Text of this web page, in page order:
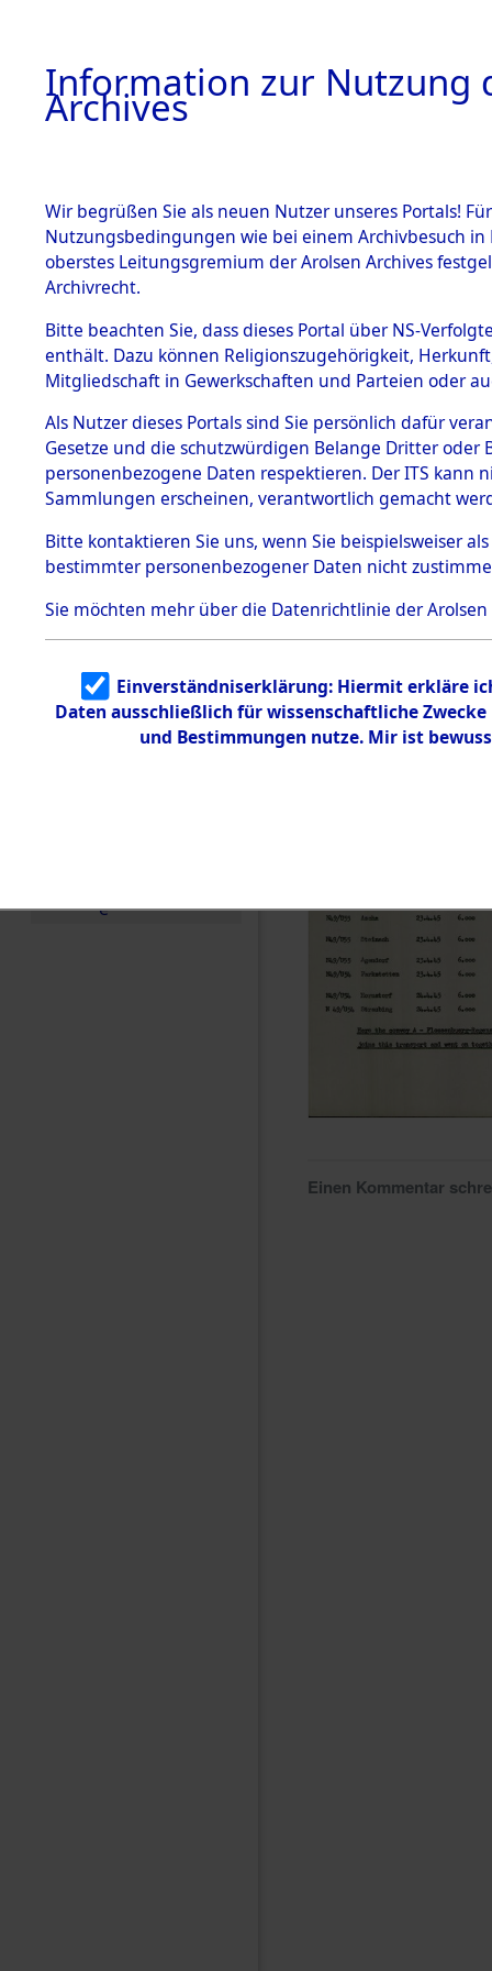
BESTÄNDE
1.
mente
5. Verschiedenes
5.3
Todesmärsche
5.3.1 Alliierte
Erhebungen
zu
Todesmärsch
en
5.3.2
Identifizierun
g
5.3.3
Todesmärsch
e
Anfragen
0050
Einen Kommentar
Information zur Nutzung
Archives
Wir begrüßen Sie als neuen Nutzer unseres Portals!
Nutzungsbedingungen wie bei einem Archivbesuch
oberstes Leitungsgremium der Arolsen Archives
Archivrecht.
Bitte beachten Sie, dass dieses Portal über NS-
enthält. Dazu können Religionszugehörigkeit,
Mitgliedschaft in Gewerkschaften und Parteien oder
Als Nutzer dieses Portals sind Sie persönlich dafür
Gesetze und die schutzwürdigen Belange Dritter
personenbezogene Daten respektieren. Der ITS
Sammlungen erscheinen, verantwortlich gemacht
Bitte kontaktieren Sie uns, wenn Sie beispielsweiser
bestimmter personenbezogener Daten nicht
Sie möchten mehr über die Datenrichtlinie der Arolsen
Einverständniserklärung: Hiermit erkläre
Daten ausschließlich für wissenschaftliche
und Bestimmungen nutze. Mir ist